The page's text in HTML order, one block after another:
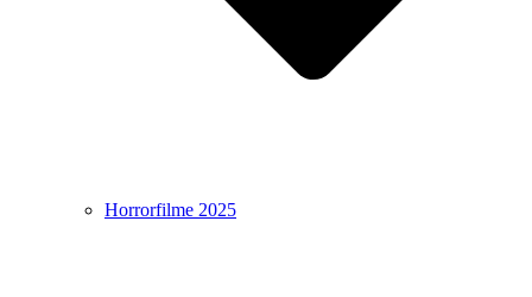
Horrorfilme 2025